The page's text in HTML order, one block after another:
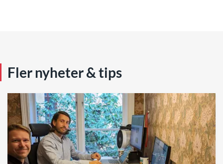
Fler nyheter & tips